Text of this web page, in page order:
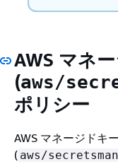
AWS マネ
(aws/
ポリシー
AWS マネージドキ
( aws/